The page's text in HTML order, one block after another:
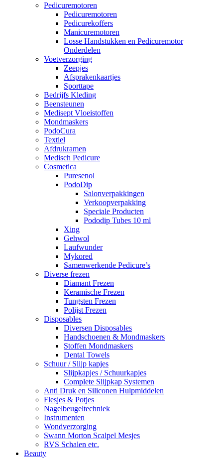
Pedicuremotoren
Pedicuremotoren
Pedicurekoffers
Manicuremotoren
Losse Handstukken en Pedicuremotor
Onderdelen
Voetverzorging
Zeepjes
Afsprakenkaartjes
Sporttape
Bedrijfs Kleding
Beensteunen
Medisept Vloeistoffen
Mondmaskers
PodoCura
Textiel
Afdrukramen
Medisch Pedicure
Cosmetica
Puresenol
PodoDip
Salonverpakkingen
Verkoopverpakking
Speciale Producten
Pododip Tubes 10 ml
Xing
Gehwol
Laufwunder
Mykored
Samenwerkende Pedicure’s
Diverse frezen
Diamant Frezen
Keramische Frezen
Tungsten Frezen
Polijst Frezen
Disposables
Diversen Disposables
Handschoenen & Mondmaskers
Stoffen Mondmaskers
Dental Towels
Schuur / Slijp kapjes
Slijpkapjes / Schuurkapjes
Complete Slijpkap Systemen
Anti Druk en Siliconen Hulpmiddelen
Flesjes & Potjes
Nagelbeugeltechniek
Instrumenten
Wondverzorging
Swann Morton Scalpel Mesjes
RVS Schalen etc.
Beauty